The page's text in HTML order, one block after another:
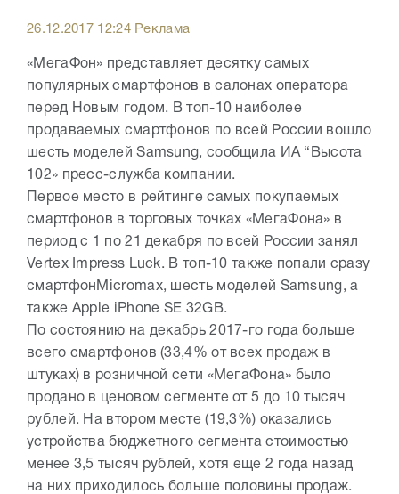
26.12.2017 12:24 Реклама
«МегаФон» представляет десятку самых
популярных смартфонов в салонах оператора
перед Новым годом. В топ-10 наиболее
продаваемых смартфонов по всей России вошло
шесть моделей Samsung, сообщила ИА “Высота
102» пресс-служба компании.
Первое место в рейтинге самых покупаемых
смартфонов в торговых точках «МегаФона» в
период с 1 по 21 декабря по всей России занял
Vertex Impress Luck. В топ-10 также попали сразу
смартфонMicromax, шесть моделей Samsung, а
также Apple iPhone SE 32GB.
По состоянию на декабрь 2017-го года больше
всего смартфонов (33,4% от всех продаж в
штуках) в розничной сети «МегаФона» было
продано в ценовом сегменте от 5 до 10 тысяч
рублей. На втором месте (19,3%) оказались
устройства бюджетного сегмента стоимостью
менее 3,5 тысяч рублей, хотя еще 2 года назад
на них приходилось больше половины продаж.